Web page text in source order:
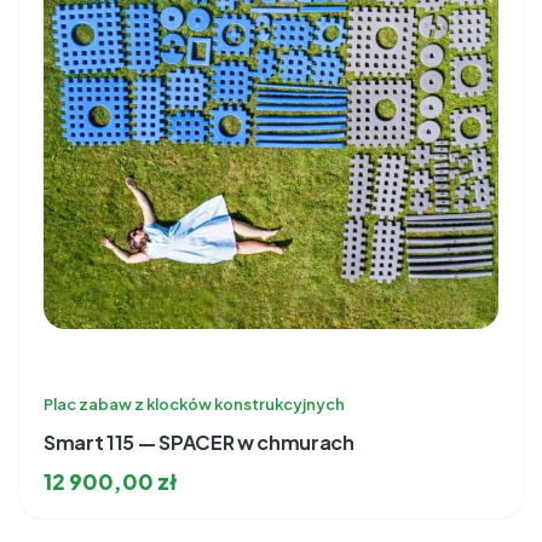
Plac zabaw z klocków konstrukcyjnych
Smart 115 — SPACER w chmurach
12 900,00 zł